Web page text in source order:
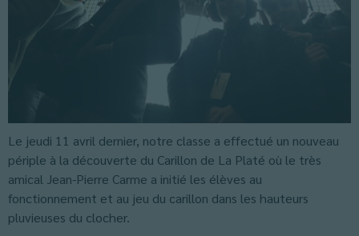
Le jeudi 11 avril dernier, notre classe a effectué un nouveau
périple à la découverte du Carillon de La Platé où le très
amical Jean-Pierre Carme a initié les élèves au
fonctionnement et au jeu du carillon dans les hauteurs
pluvieuses du clocher.